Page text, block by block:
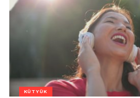
KÜTYÜK